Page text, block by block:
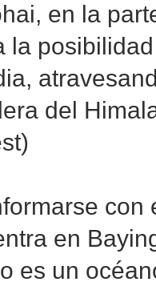
en la
la
del
con
en
es un